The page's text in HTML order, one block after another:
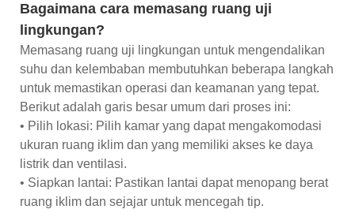
Bagaimana cara memasang ruang uji
lingkungan?
Memasang ruang uji lingkungan untuk mengendalikan
suhu dan kelembaban membutuhkan beberapa langkah
untuk memastikan operasi dan keamanan yang tepat.
Berikut adalah garis besar umum dari proses ini:
• Pilih lokasi: Pilih kamar yang dapat mengakomodasi
ukuran ruang iklim dan yang memiliki akses ke daya
listrik dan ventilasi.
• Siapkan lantai: Pastikan lantai dapat menopang berat
ruang iklim dan sejajar untuk mencegah tip.